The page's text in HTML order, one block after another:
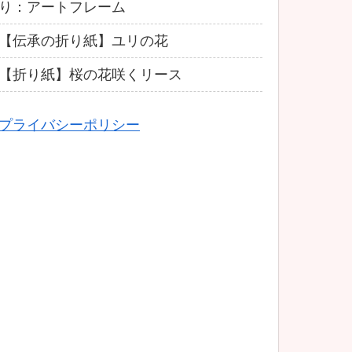
：アートフレーム
伝承の折り紙】ユリの花
折り紙】桜の花咲くリース
ライバシーポリシー